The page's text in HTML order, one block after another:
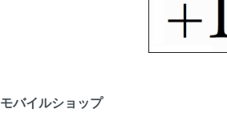
モバイルショップ